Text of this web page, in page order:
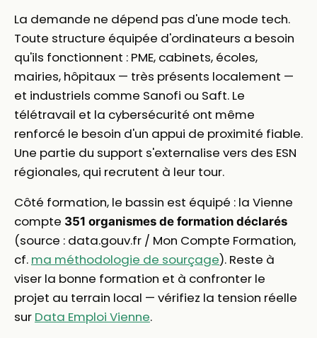
La demande ne dépend pas d'une mode tech.
Toute structure équipée d'ordinateurs a besoin
qu'ils fonctionnent : PME, cabinets, écoles,
mairies, hôpitaux — très présents localement —
et industriels comme Sanofi ou Saft. Le
télétravail et la cybersécurité ont même
renforcé le besoin d'un appui de proximité fiable.
Une partie du support s'externalise vers des ESN
régionales, qui recrutent à leur tour.
Côté formation, le bassin est équipé : la Vienne
compte 351 organismes de formation déclarés
(source : data.gouv.fr / Mon Compte Formation,
cf. ma méthodologie de sourçage). Reste à
viser la bonne formation et à confronter le
projet au terrain local — vérifiez la tension réelle
sur Data Emploi Vienne.